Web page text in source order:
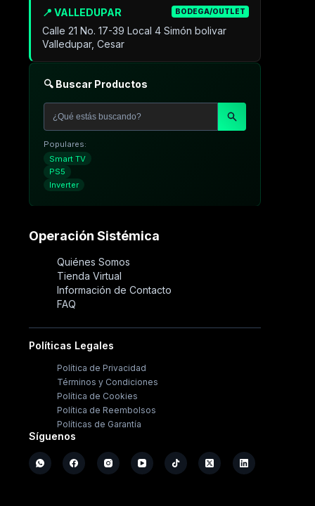
📍 VALLEDUPAR BODEGA/OUTLET
Calle 21 No. 17-39 Local 4 Simón bolivar
Valledupar, Cesar
🔍 Buscar Productos
Populares:
Smart TV
PS5
Inverter
Operación Sistémica
Quiénes Somos
Tienda Virtual
Información de Contacto
FAQ
Políticas Legales
Política de Privacidad
Términos y Condiciones
Política de Cookies
Política de Reembolsos
Políticas de Garantía
Síguenos